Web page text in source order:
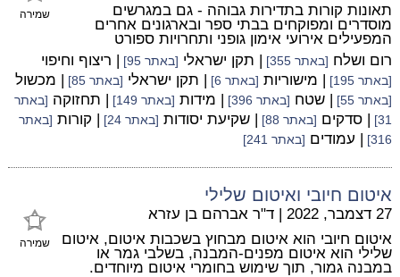
שמירה
תאונות קורות בתדירות גבוהה - גם במגרשים
מוסדרים ומפוקחים בבתי ספר ובארגונים אחרים
המפעילים אירועי אימון גופני ותחרויות ספורט
רום ושלח [באתר 355] | תקן ישראלי [באתר 95] | ריצוף וחיפוי
[באתר 195] | מישוריות [באתר 6] | תקן ישראלי [באתר 85] | מכשול
[באתר 55] | שטח [באתר 396] | מידות [באתר 149] | תחזוקה [באתר
31]
| סדקים [באתר 88] | שקיעת יסודות [באתר 24] | קורות [באתר
316]
| עמודים [באתר 241]
איטום חיובי ואיטום שלילי
שמירה
27 דצמבר, 2022 | ד"ר אברהם בן עזרא
איטום חיובי הוא איטום מבחוץ בשכבות איטום, איטום
שלילי הוא איטום מפנים-המבנה, בשלבי גמר או
במבנה גמור, תוך שימוש בחומרי איטום מיוחדים.